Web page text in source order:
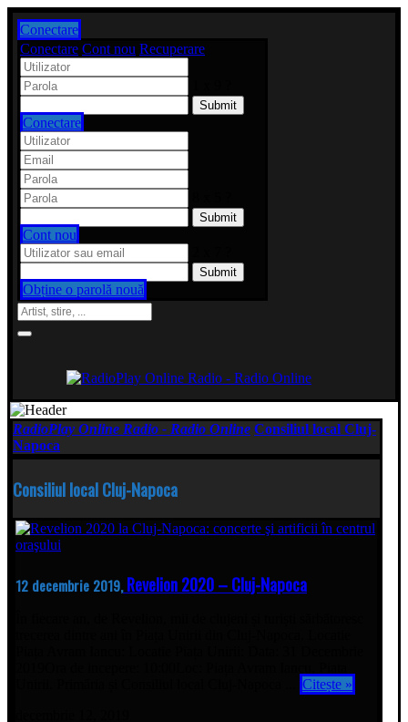
Conectare
Conectare Cont nou Recuperare
Conectare
Cont nou
Obține o parolă nouă
RadioPlay Online Radio - Radio Online Consiliul local Cluj-
Napoca
Consiliul local Cluj-Napoca
12 decembrie 2019, Revelion 2020 – Cluj-Napoca
Citește »